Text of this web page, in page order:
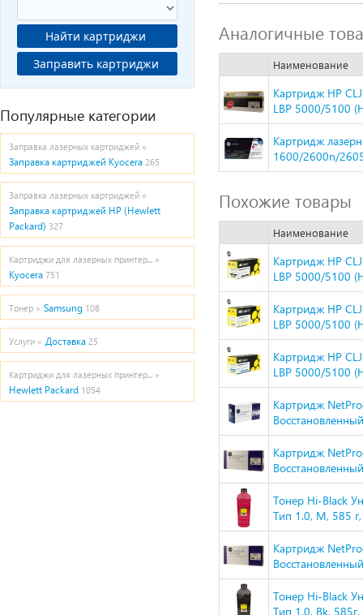
Найти картриджи
Заправить картриджи
Популярные категории
Заправка лазерных картриджей »
Заправка картриджей Kyocera 265
Заправка лазерных картриджей »
Заправка картриджей HP (Hewlett
Packard) 327
Картриджи для лазерных принтер... »
Kyocera 751
Тонер » Samsung 108
Услуги » Доставка 25
Картриджи для лазерных принтер... »
Hewlett Packard 1054
Аналогичные
Наименование
Картридж HP
LBP 5000/5100
Картридж
1600/2600n/
Похожие товары
Наименование
Картридж HP
LBP 5000/5100
Картридж HP
LBP 5000/5100
Картридж HP
LBP 5000/5100
Картридж
Картридж
Тонер Hi-Black
Тип 1.0, M, 585
Картридж
Тонер Hi-Black
Тип 1.0, Bk, 585г,